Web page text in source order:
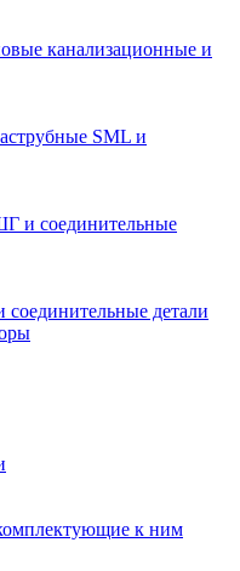
канализационные и
SML и
и соединительные
детали
к ним